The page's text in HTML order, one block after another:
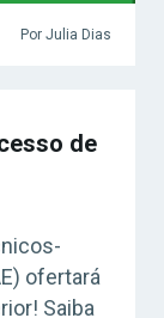
Por Julia Dias
de
ofertará
Saiba